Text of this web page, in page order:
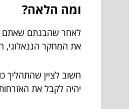
ומה הלאה?
לאחר שהבנתם שאתם
את המחקר הגנאלוגי,
חשוב לציין שהתהליך
יהיה לקבל את